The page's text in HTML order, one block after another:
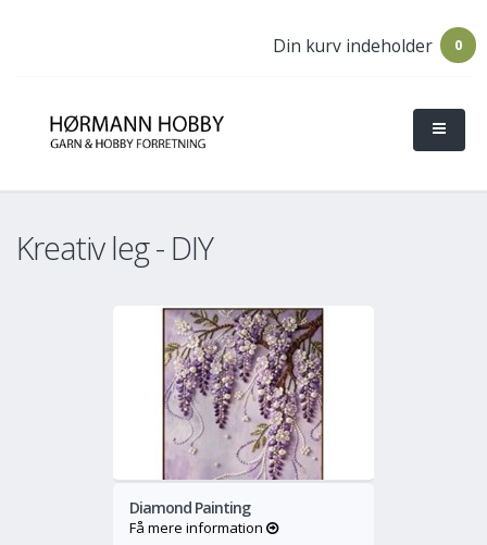
0
Din kurv indeholder
Kreativ leg - DIY
Mere
Diamond Painting
Få mere information